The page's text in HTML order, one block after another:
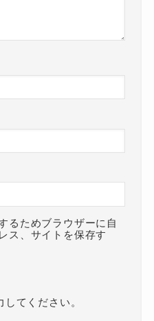
るためブラウザーに自
ス、サイトを保存す
してください。